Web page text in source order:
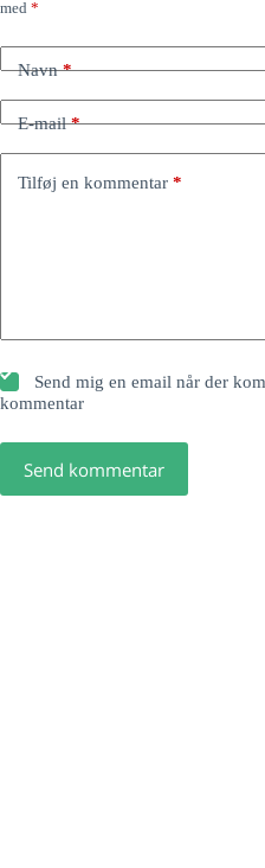
med *
Navn*
E-mail*
Tilføj en kommentar *
Send mig en email når der
kommentar
Send kommentar